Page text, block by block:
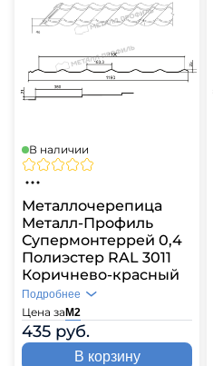
В наличии
Металлочерепица
Металл-Профиль
Супермонтеррей 0,4
Полиэстер RAL 3011
Коричнево-красный
Цена заМ2
435 руб.
Подробнее
В корзину